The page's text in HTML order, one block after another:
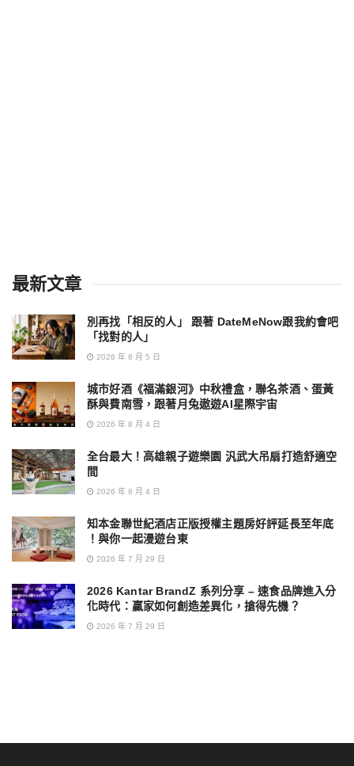
最新文章
別再找「相反的人」 跟著 DateMeNow跟我約會吧
「找對的人」
2026 年 8 月 5 日
城市好酒《福滿銀河》中秋禮盒，聯名茶酒、蛋黃
酥與費南雪，跟著月兔遨遊AI星際宇宙
2026 年 8 月 4 日
全台最大！高雄親子遊樂園 汎武大吊扇打造舒適空
間
2026 年 8 月 4 日
知本金聯世紀酒店正版授權主題房好評延長至年底
！與你一起漫遊台東
2026 年 7 月 29 日
2026 Kantar BrandZ 系列分享 – 速食品牌進入分
化時代：贏家如何創造差異化，搶得先機？
2026 年 7 月 29 日